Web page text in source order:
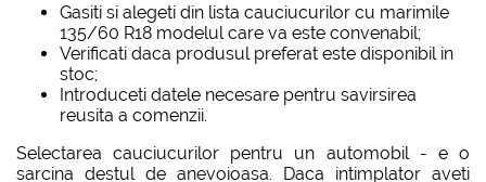
Gasiti si alegeti din lista cauciucurilor cu marimile
135/60 R18 modelul care va este convenabil;
Verificati daca produsul preferat este disponibil in
stoc;
Introduceti datele necesare pentru savirsirea
reusita a comenzii.
Selectarea cauciucurilor pentru un automobil - e o
sarcina destul de anevoioasa. Daca intimplator aveti